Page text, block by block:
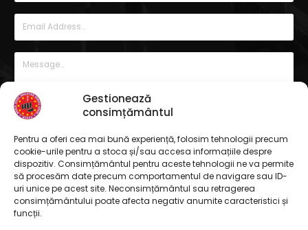
Gestionează
consimțământul
Pentru a oferi cea mai bună experiență, folosim tehnologii precum
cookie-urile pentru a stoca și/sau accesa informațiile despre
dispozitiv. Consimțământul pentru aceste tehnologii ne va permite
să procesăm date precum comportamentul de navigare sau ID-
uri unice pe acest site. Neconsimțământul sau retragerea
consimțământului poate afecta negativ anumite caracteristici și
funcții.